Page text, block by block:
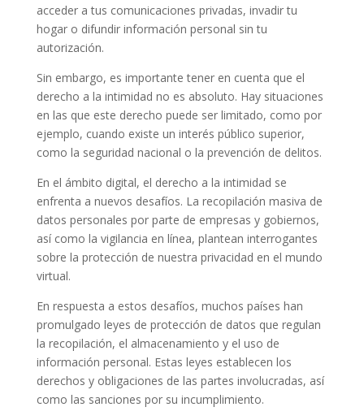
acceder a tus comunicaciones privadas, invadir tu
hogar o difundir información personal sin tu
autorización.
Sin embargo, es importante tener en cuenta que el
derecho a la intimidad no es absoluto. Hay situaciones
en las que este derecho puede ser limitado, como por
ejemplo, cuando existe un interés público superior,
como la seguridad nacional o la prevención de delitos.
En el ámbito digital, el derecho a la intimidad se
enfrenta a nuevos desafíos. La recopilación masiva de
datos personales por parte de empresas y gobiernos,
así como la vigilancia en línea, plantean interrogantes
sobre la protección de nuestra privacidad en el mundo
virtual.
En respuesta a estos desafíos, muchos países han
promulgado leyes de protección de datos que regulan
la recopilación, el almacenamiento y el uso de
información personal. Estas leyes establecen los
derechos y obligaciones de las partes involucradas, así
como las sanciones por su incumplimiento.